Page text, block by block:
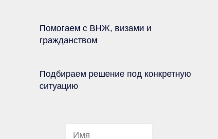
Помогаем с ВНЖ, визами и
гражданством
Подбираем решение под конкретную
ситуацию